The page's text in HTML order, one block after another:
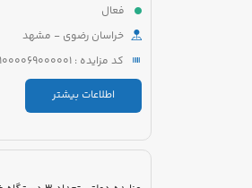
فعال
خراسان رضوی - مشهد
کد مزایده : 5021000069000001
اطلاعات بیشتر